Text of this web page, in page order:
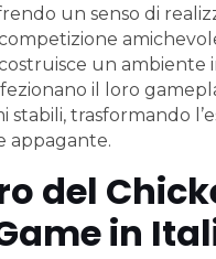
un senso di
un ambiente
il loro
stabili, trasformando
appagante.
del
in